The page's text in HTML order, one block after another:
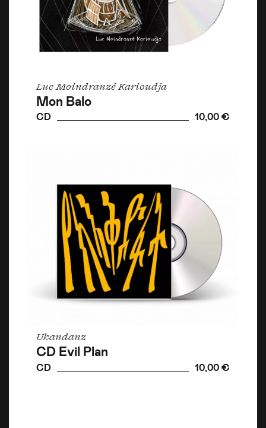
Luc Moindranzé Karioudja
Mon Balo
CD 10,00 €
Ukandanz
CD Evil Plan
CD 10,00 €